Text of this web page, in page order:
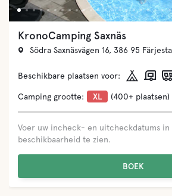
KronoCamping Saxnäs
Södra Saxnäsvägen 16, 386 95
Beschikbare plaatsen voor:
Camping grootte: XL (400+ plaatsen)
Voer uw incheck- en uitcheckdatums in
beschikbaarheid te zien.
BOEK